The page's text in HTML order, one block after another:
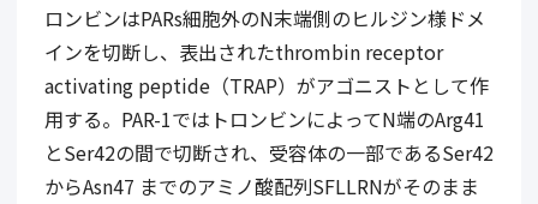
ロンビンはPARs細胞外のN末端側のヒルジン様ドメ
インを切断し、表出されたthrombin receptor
activating peptide（TRAP）がアゴニストとして作
用する。PAR-1ではトロンビンによってN端のArg41
とSer42の間で切断され、受容体の一部であるSer42
からAsn47 までのアミノ酸配列SFLLRNがそのまま